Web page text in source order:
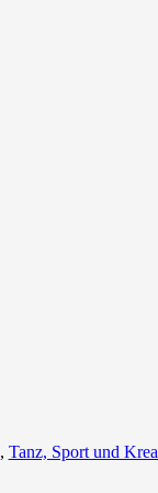
, Tanz, Sport und